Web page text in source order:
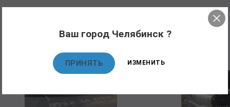
Рекомендуемые товары
Ваш город Челябинск ?
ПРИНЯТЬ ИЗМЕНИТЬ